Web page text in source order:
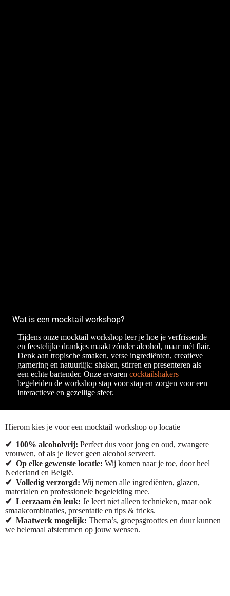
Wat is een mocktail workshop?
Tijdens onze mocktail workshop leer je hoe je verfrissende
en feestelijke drankjes maakt zónder alcohol, maar mét flair.
Denk aan tropische smaken, verse ingrediënten, creatieve
garnering en natuurlijk: shaken, stirren en presenteren als
een echte bartender. Onze ervaren cocktailshakers
begeleiden de workshop stap voor stap en zorgen voor een
interactieve en gezellige sfeer.
Hierom kies je voor een mocktail workshop op locatie
✔ 100% alcoholvrij: Perfect dus voor jong en oud, zwangere
vrouwen, of als je liever geen alcohol serveert.
✔ Op elke gewenste locatie: Wij komen naar je toe, door heel
Nederland en België.
✔ Volledig verzorgd: Wij nemen alle ingrediënten, glazen,
materialen en professionele begeleiding mee.
✔ Leerzaam én leuk: Je leert niet alleen technieken, maar ook
smaakcombinaties, presentatie en tips & tricks.
✔ Maatwerk mogelijk: Thema’s, groepsgroottes en duur kunnen
we helemaal afstemmen op jouw wensen.